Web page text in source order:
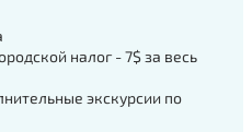
налог - 7$ за весь
экскурсии по